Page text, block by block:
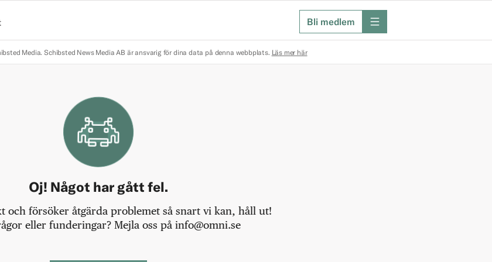
Bli medlem meny
Media. Schibsted News Media AB är ansvarig för dina data på denna webbplats. Läs mer här
Oj! Något har gått fel.
och försöker åtgärda problemet så snart vi kan, håll ut!
eller funderingar? Mejla oss på info@omni.se